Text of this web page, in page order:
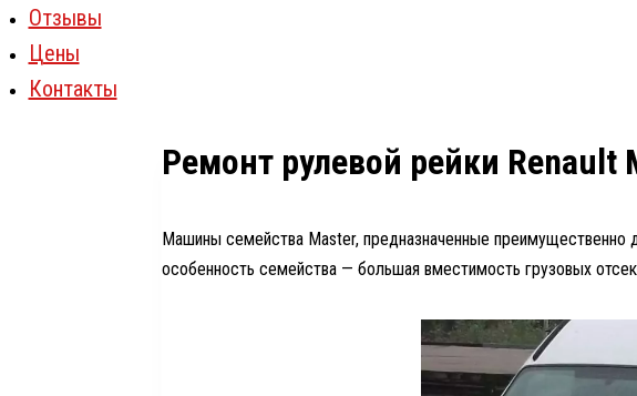
Отзывы
Цены
Контакты
Ремонт рулевой рейки Renault
Машины семейства Master, предназначенные преимущественно
особенность семейства — большая вместимость грузовых